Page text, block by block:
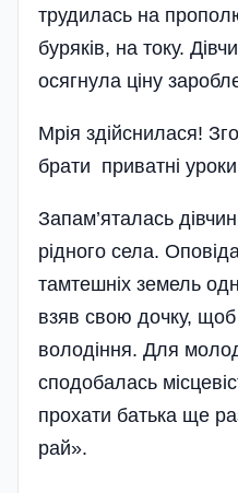
трудилась на
буряків, на току.
осягнула ціну
Мрія здійснилася!
брати приватні
Запам’яталась
рідного села.
тамтешніх земель
взяв свою дочку,
володіння. Для
сподобалась
прохати батька ще
рай».